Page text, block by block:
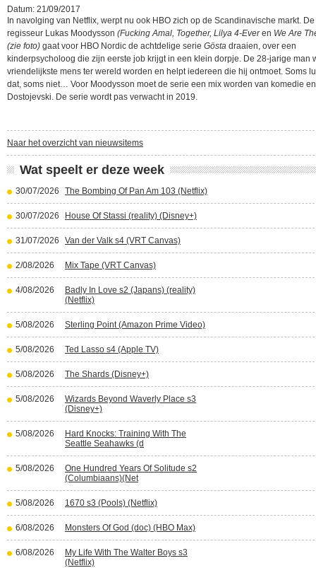
Datum: 21/09/2017
In navolging van Netflix, werpt nu ook HBO zich op de Scandinavische markt.
regisseur Lukas Moodysson (Fucking Amal, Together, Lilya 4-Everen We Are
(zie foto) gaat voor HBO Nordic de achtdelige serie Gösta draaien, over een
kinderpsycholoog die zijn eerste job krijgt in een klein dorpje. De 28-jarige man
vriendelijkste mens ter wereld worden en helpt iedereen die hij ontmoet. Soms
dat, soms niet… Voor Moodysson moet de serie een mix worden van komedie en
Dostojevski. De serie wordt pas verwacht in 2019.
Naar het overzicht van nieuwsitems
Wat speelt er deze week
30/07/2026 The Bombing Of Pan Am 103 (Netflix)
30/07/2026 House Of Stassi (reality) (Disney+)
31/07/2026 Van der Valk s4 (VRT Canvas)
2/08/2026 Mix Tape (VRT Canvas)
4/08/2026
Badly In Love s2 (Japans) (reality)
(Netflix)
5/08/2026 Sterling Point (Amazon Prime Video)
5/08/2026 Ted Lasso s4 (Apple TV)
5/08/2026 The Shards (Disney+)
5/08/2026
Wizards Beyond Waverly Place s3
(Disney+)
5/08/2026
Hard Knocks: Training With The
Seattle Seahawks (d
5/08/2026
One Hundred Years Of Solitude s2
(Columbiaans)(Net
5/08/2026 1670 s3 (Pools) (Netflix)
6/08/2026 Monsters Of God (doc) (HBO Max)
6/08/2026
My Life With The Walter Boys s3
(Netflix)